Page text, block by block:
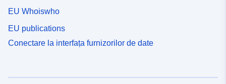
EU Whoiswho
EU publications
Conectare la interfața furnizorilor de date